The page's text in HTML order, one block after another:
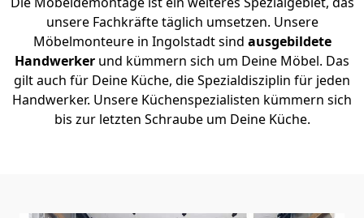
unsere Fachkräfte täglich umsetzen. Unsere
Möbelmonteure in Ingolstadt sind ausgebildete
Handwerker und kümmern sich um Deine Möbel. Das
gilt auch für Deine Küche, die Spezialdisziplin für jeden
Handwerker. Unsere Küchenspezialisten kümmern sich
bis zur letzten Schraube um Deine Küche.